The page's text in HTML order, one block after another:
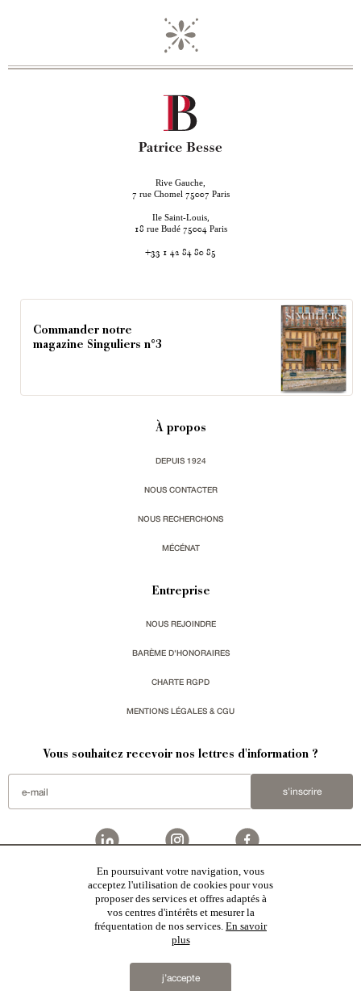
Rive Gauche,
7 rue Chomel 75007 Paris
Ile Saint-Louis,
18 rue Budé 75004 Paris
+33 1 42 84 80 85
Commander notre
magazine Singuliers n°3
À propos
DEPUIS 1924
NOUS CONTACTER
NOUS RECHERCHONS
MÉCÉNAT
Entreprise
NOUS REJOINDRE
BARÈME D'HONORAIRES
CHARTE RGPD
MENTIONS LÉGALES & CGU
Vous souhaitez recevoir nos lettres d'information ?
s'inscrire
Patrice Besse est une agence immobilière basée à Paris, ayant créé un réseau national spécialisé
dans la vente de bâtiments de caractère:
demeures & maisons
appartements,Architecture du 20ème S.,monuments historiques
mas & corps de ferme,maisons de village,chalets
forêts et terres agricoles,biens avec vue sur mer,patrimoine industriel
par chacun de nos responsables régionaux enrichissent régulièrement nos offres.
En poursuivant votre navigation, vous
acceptez l'utilisation de cookies pour vous
proposer des services et offres adaptés à
vos centres d'intérêts et mesurer la
fréquentation de nos services. En savoir
plus
j’accepte